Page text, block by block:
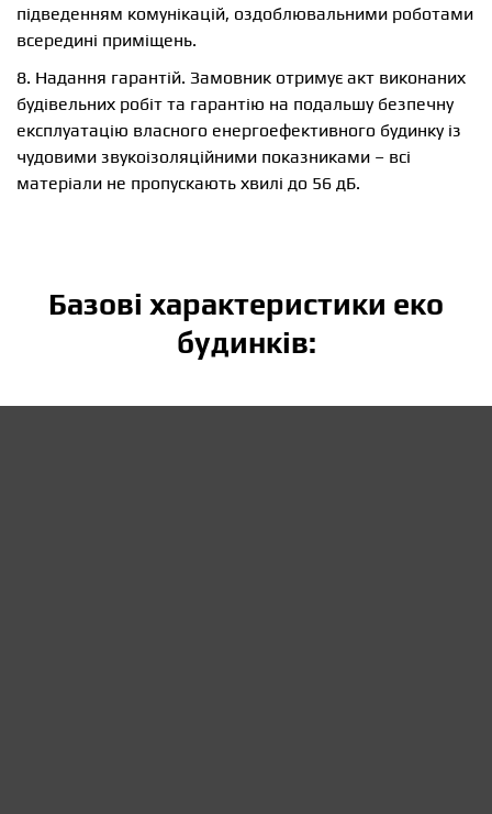
підведенням комунікацій, оздоблювальними роботами
всередині приміщень.
8. Надання гарантій. Замовник отримує акт виконаних
будівельних робіт та гарантію на подальшу безпечну
експлуатацію власного енергоефективного будинку із
чудовими звукоізоляційними показниками – всі
матеріали не пропускають хвилі до 56 дБ.
Базові характеристики еко
будинків: